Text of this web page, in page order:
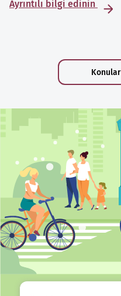
Ayrıntılı bilgi edinin